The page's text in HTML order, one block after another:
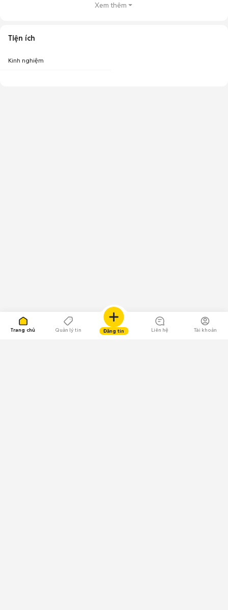
Trang chủ Quản lý tin Đăng tin Liên hệ Tài khoản
Xem thêm
Tiện ích
Kinh nghiệm